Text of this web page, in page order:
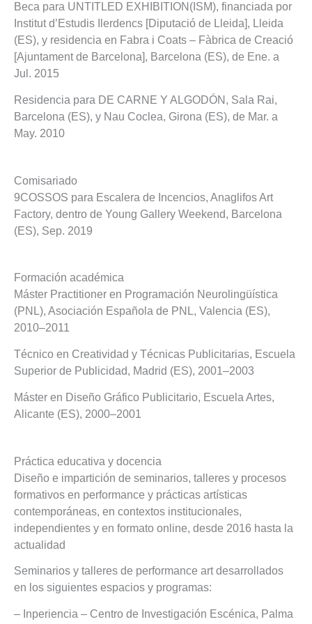
Beca para UNTITLED EXHIBITION(ISM), financiada por
Institut d’Estudis Ilerdencs [Diputació de Lleida], Lleida
(ES), y residencia en Fabra i Coats – Fàbrica de Creació
[Ajuntament de Barcelona], Barcelona (ES), de Ene. a
Jul. 2015
Residencia para DE CARNE Y ALGODÓN, Sala Rai,
Barcelona (ES), y Nau Coclea, Girona (ES), de Mar. a
May. 2010
Comisariado
9COSSOS para Escalera de Incencios, Anaglifos Art
Factory, dentro de Young Gallery Weekend, Barcelona
(ES), Sep. 2019
Formación académica
Máster Practitioner en Programación Neurolingüística
(PNL), Asociación Española de PNL, Valencia (ES),
2010–2011
Técnico en Creatividad y Técnicas Publicitarias, Escuela
Superior de Publicidad, Madrid (ES), 2001–2003
Máster en Diseño Gráfico Publicitario, Escuela Artes,
Alicante (ES), 2000–2001
Práctica educativa y docencia
Diseño e impartición de seminarios, talleres y procesos
formativos en performance y prácticas artísticas
contemporáneas, en contextos institucionales,
independientes y en formato online, desde 2016 hasta la
actualidad
Seminarios y talleres de performance art desarrollados
en los siguientes espacios y programas:
– Inperiencia – Centro de Investigación Escénica, Palma